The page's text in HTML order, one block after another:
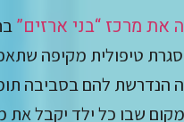
את מרכז “בני ארזים”
טיפולית מקיפה
הנדרשת להם בסביבה
שבו כל ילד יקבל